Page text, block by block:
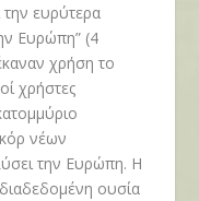
την ευρύτερα
Ευρώπη” (4
χρήση το
χρήστες
νέων
την Ευρώπη. Η
ουσία